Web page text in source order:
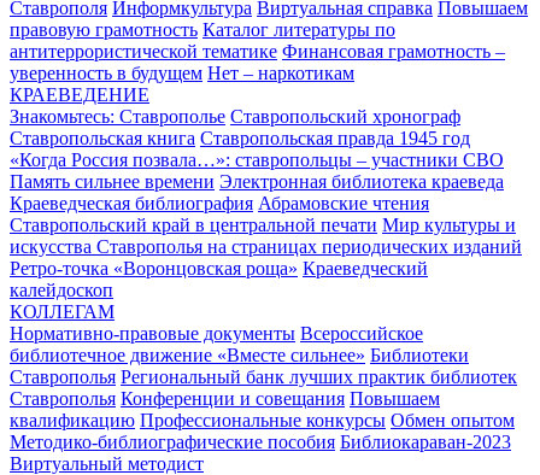
Ставрополя Информкультура Виртуальная справка Повышаем
правовую грамотность Каталог литературы по
антитеррористической тематике Финансовая грамотность –
уверенность в будущем Нет – наркотикам
КРАЕВЕДЕНИЕ
Знакомьтесь: Ставрополье Ставропольский хронограф
Ставропольская книга Ставропольская правда 1945 год
«Когда Россия позвала…»: ставропольцы – участники СВО
Память сильнее времени Электронная библиотека краеведа
Краеведческая библиография Абрамовские чтения
Ставропольский край в центральной печати Мир культуры и
искусства Ставрополья на страницах периодических изданий
Ретро-точка «Воронцовская роща» Краеведческий
калейдоскоп
КОЛЛЕГАМ
Нормативно-правовые документы Всероссийское
библиотечное движение «Вместе сильнее» Библиотеки
Ставрополья Региональный банк лучших практик библиотек
Ставрополья Конференции и совещания Повышаем
квалификацию Профессиональные конкурсы Обмен опытом
Методико-библиографические пособия Библиокараван-2023
Виртуальный методист